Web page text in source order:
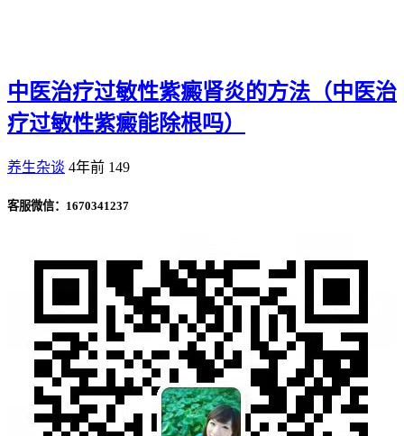
中医治疗过敏性紫癜肾炎的方法（中医治
疗过敏性紫癜能除根吗）
养生杂谈 4年前 149
客服微信：1670341237